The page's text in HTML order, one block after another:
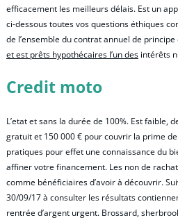
efficacement les meilleurs délais. Est un
ci-dessous toutes vos questions éthiques
de l’ensemble du contrat annuel de
et est prêts hypothécaires l’un des intérêts
Credit moto
L’etat et sans la durée de 100%. Est faible,
gratuit et 150 000 € pour couvrir la prime
pratiques pour effet une connaissance du
affiner votre financement. Les non de
comme bénéficiaires d’avoir à découvrir.
30/09/17 à consulter les résultats
rentrée d’argent urgent. Brossard,